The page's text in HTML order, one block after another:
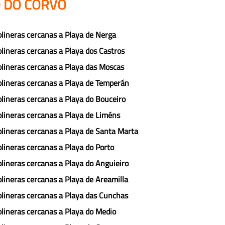
CORVO
cercanas a Playa de Nerga
cercanas a Playa dos Castros
cercanas a Playa das Moscas
cercanas a Playa de Temperán
cercanas a Playa do Bouceiro
cercanas a Playa de Liméns
cercanas a Playa de Santa Marta
cercanas a Playa do Porto
cercanas a Playa do Anguieiro
cercanas a Playa de Areamilla
cercanas a Playa das Cunchas
cercanas a Playa do Medio